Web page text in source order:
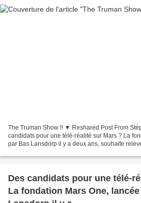
The Truman Show !! ▼ Reshared Post From
candidats pour une télé-réalité sur Mars ? La
par Bas Lansdorp il y a deux ans, souhaite
Des candidats pour une télé-
La fondation Mars One,